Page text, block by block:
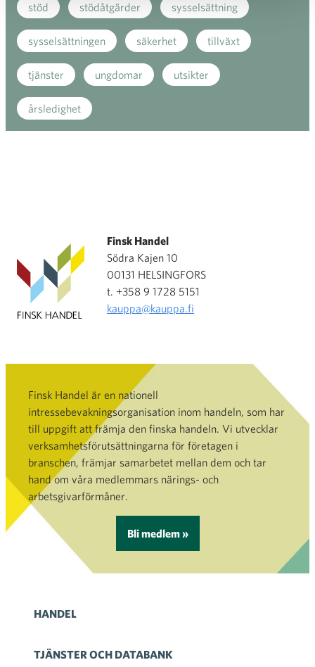
stöd stödåtgärder sysselsättning
sysselsättningen säkerhet tillväxt
tjänster ungdomar utsikter
årsledighet
Finsk Handel
Södra Kajen 10
00131 HELSINGFORS
t. +358 9 1728 5151
kauppa@kauppa.fi
Finsk Handel är en nationell
intressebevakningsorganisation inom handeln, som har
till uppgift att främja den finska handeln. Vi utvecklar
verksamhetsförutsättningarna för företagen i
branschen, främjar samarbetet mellan dem och tar
hand om våra medlemmars närings- och
arbetsgivarförmåner.
Bli medlem »
HANDEL
TJÄNSTER OCH DATABANK